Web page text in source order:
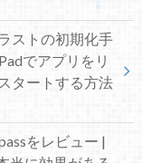
ストの初期化手
でアプリをリ
タートする方法
をレビュー |